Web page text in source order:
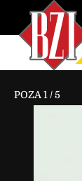
POZA 1 /5